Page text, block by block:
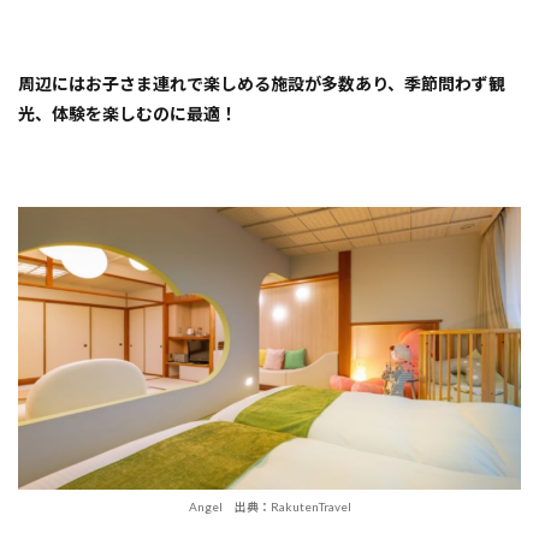
周辺にはお子さま連れで楽しめる施設が多数あり、季節問わず観
光、体験を楽しむのに最適！
Angel 出典：RakutenTravel